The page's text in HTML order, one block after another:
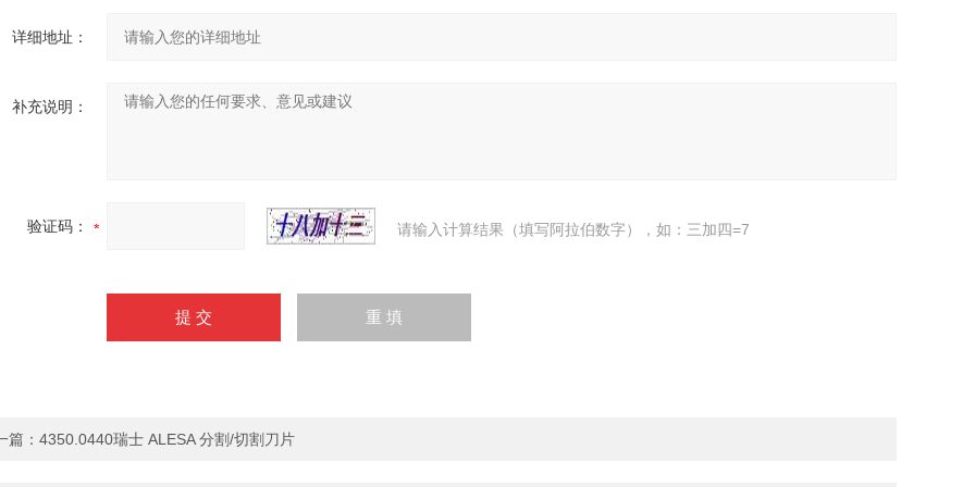
详细地址：
补充说明：
验证码： 请输入计算结果（填写阿拉伯数字），如：三加四=7
篇： 4350.0440瑞士 ALESA 分割/切割刀片